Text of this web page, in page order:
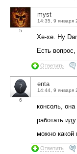
5
myst
14:35, 9 января
Хе-хе. Ну
Есть
Ответить
6
enta
14:44, 9 января
консоль,
работать
можно какой
Ответить